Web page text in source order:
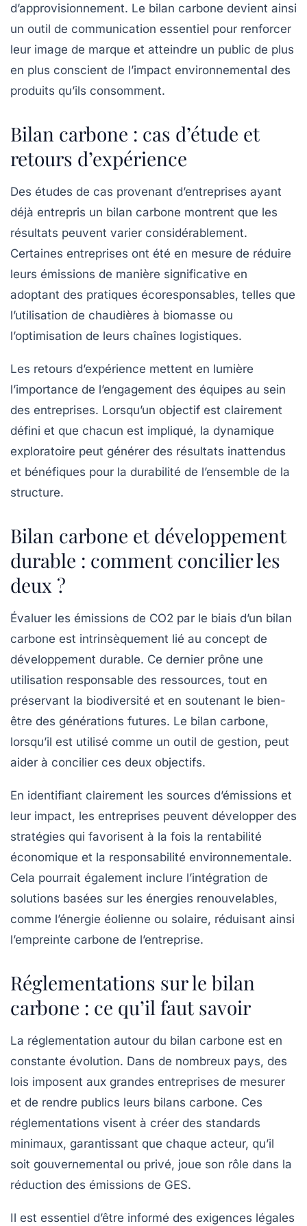
d’approvisionnement. Le bilan carbone devient ainsi
un outil de communication essentiel pour renforcer
leur image de marque et atteindre un public de plus
en plus conscient de l’impact environnemental des
produits qu’ils consomment.
Bilan carbone : cas d’étude et
retours d’expérience
Des études de cas provenant d’entreprises ayant
déjà entrepris un bilan carbone montrent que les
résultats peuvent varier considérablement.
Certaines entreprises ont été en mesure de réduire
leurs émissions de manière significative en
adoptant des pratiques écoresponsables, telles que
l’utilisation de chaudières à biomasse ou
l’optimisation de leurs chaînes logistiques.
Les retours d’expérience mettent en lumière
l’importance de l’engagement des équipes au sein
des entreprises. Lorsqu’un objectif est clairement
défini et que chacun est impliqué, la dynamique
exploratoire peut générer des résultats inattendus
et bénéfiques pour la durabilité de l’ensemble de la
structure.
Bilan carbone et développement
durable : comment concilier les
deux ?
Évaluer les émissions de CO2 par le biais d’un bilan
carbone est intrinsèquement lié au concept de
développement durable. Ce dernier prône une
utilisation responsable des ressources, tout en
préservant la biodiversité et en soutenant le bien-
être des générations futures. Le bilan carbone,
lorsqu’il est utilisé comme un outil de gestion, peut
aider à concilier ces deux objectifs.
En identifiant clairement les sources d’émissions et
leur impact, les entreprises peuvent développer des
stratégies qui favorisent à la fois la rentabilité
économique et la responsabilité environnementale.
Cela pourrait également inclure l’intégration de
solutions basées sur les énergies renouvelables,
comme l’énergie éolienne ou solaire, réduisant ainsi
l’empreinte carbone de l’entreprise.
Réglementations sur le bilan
carbone : ce qu’il faut savoir
La réglementation autour du bilan carbone est en
constante évolution. Dans de nombreux pays, des
lois imposent aux grandes entreprises de mesurer
et de rendre publics leurs bilans carbone. Ces
réglementations visent à créer des standards
minimaux, garantissant que chaque acteur, qu’il
soit gouvernemental ou privé, joue son rôle dans la
réduction des émissions de GES.
Il est essentiel d’être informé des exigences légales